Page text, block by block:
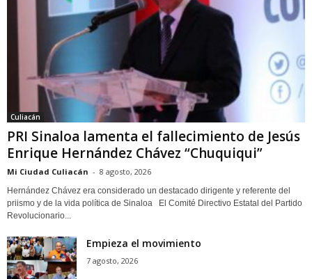
Culiacán
PRI Sinaloa lamenta el fallecimiento de Jesús
Enrique Hernández Chávez “Chuquiqui”
Mi Ciudad Culiacán - 8 agosto, 2026
Hernández Chávez era considerado un destacado dirigente y referente del
priismo y de la vida política de Sinaloa El Comité Directivo Estatal del Partido
Revolucionario...
Empieza el movimiento
7 agosto, 2026